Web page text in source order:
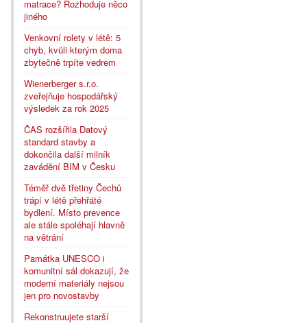
matrace? Rozhoduje něco
jiného
Venkovní rolety v létě: 5
chyb, kvůli kterým doma
zbytečně trpíte vedrem
Wienerberger s.r.o.
zveřejňuje hospodářský
výsledek za rok 2025
ČAS rozšířila Datový
standard stavby a
dokončila další milník
zavádění BIM v Česku
Téměř dvě třetiny Čechů
trápí v létě přehřáté
bydlení. Místo prevence
ale stále spoléhají hlavně
na větrání
Památka UNESCO i
komunitní sál dokazují, že
moderní materiály nejsou
jen pro novostavby
Rekonstruujete starší